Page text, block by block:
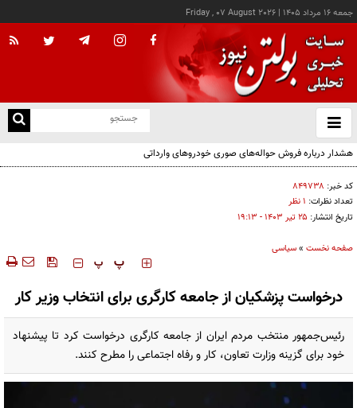
جمعه ۱۶ مرداد ۱۴۰۵ |
Friday , 07 August 2026
باز
و
هشدار درباره فروش حواله‌های صوری خودروهای وارداتی
کد خبر: ۸۴۹۷۳۸
تعداد نظرات: ۱ نظر
تاریخ انتشار: ۲۵ تير ۱۴۰۳ - ۱۹:۱۳
صفحه نخست »سیاسی
‍‍‍ پ پ
درخواست پزشکیان از جامعه کارگری برای انتخاب وزیر کار
رئیس‌جمهور منتخب مردم ایران از جامعه کارگری درخواست کرد تا پیشنهاد
خود برای گزینه وزارت تعاون، کار و رفاه اجتماعی را مطرح کنند.